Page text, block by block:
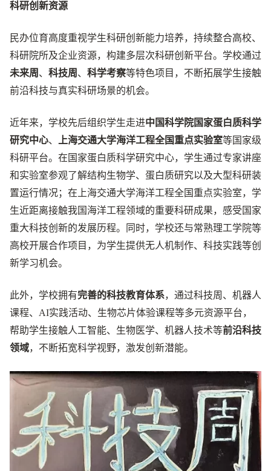
科研创新资源
民办位育高度重视学生科研创新能力培养，持续整合高校、
科研院所及企业资源，构建多层次科研创新平台。学校通过
未来周 、 科技周 、 科学考察等特色项目，不断拓展学生接触
前沿科技与真实科研场景的机会。
近年来，学校先后组织学生走进中国科学院国家蛋白质科学
研究中心、 上海交通大学海洋工程全国重点实验室等国家级
科研平台。在国家蛋白质科学研究中心，学生通过专家讲座
和实验室参观了解结构生物学、蛋白质研究以及大型科研装
置运行情况；在上海交通大学海洋工程全国重点实验室，学
生近距离接触我国海洋工程领域的重要科研成果，感受国家
重大科技创新的发展历程。同时，学校还与常熟理工学院等
高校开展合作项目，为学生提供无人机制作、科技实践等创
新学习机会。
此外，学校拥有完善的科技教育体系，通过科技周、机器人
课程、AI实践活动、生物芯片体验课程等多元资源平台，
帮助学生接触人工智能、生物医学、机器人技术等前沿科技
领域，不断拓宽科学视野，激发创新潜能。